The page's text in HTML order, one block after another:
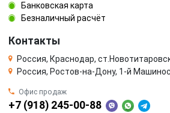
Банковская карта
Безналичный расчёт
Контакты
Россия, Краснодар,
Россия, Ростов-на-Дону, 1-й
Офис продаж
+7 (918) 245-00-88